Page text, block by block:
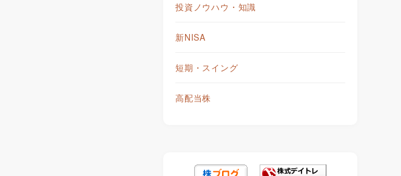
投資ノウハウ・知識
新NISA
短期・スイング
高配当株